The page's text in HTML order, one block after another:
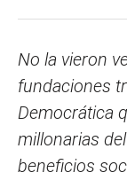
No la vieron
fundaciones
Democrática
millonarias
beneficios